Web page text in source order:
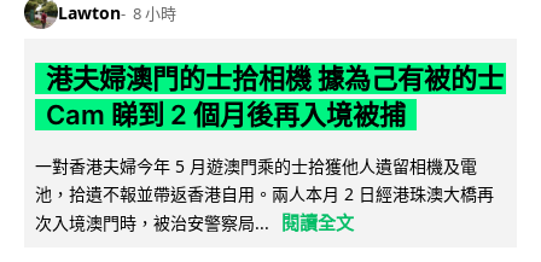
Lawton 8 小時
港夫婦澳門的士拾相機 據為己有被的士
Cam 睇到 2 個月後再入境被捕
一對香港夫婦今年 5 月遊澳門乘的士拾獲他人遺留相機及電
池，拾遺不報並帶返香港自用。兩人本月 2 日經港珠澳大橋再
次入境澳門時，被治安警察局...
閱讀全文